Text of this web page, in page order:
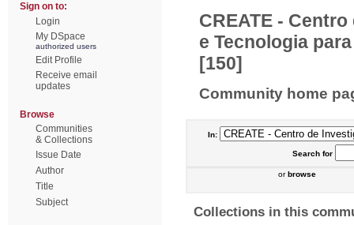
Sign on to:
Login
My DSpace
authorized users
Edit Profile
Receive email
updates
Browse
Communities
& Collections
Issue Date
Author
Title
Subject
CREATE -
e Tecnologia
[150]
Community home
In:
Searchfor
orbrowse
Collections in this